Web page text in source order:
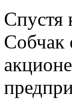
Спустя
Собчак